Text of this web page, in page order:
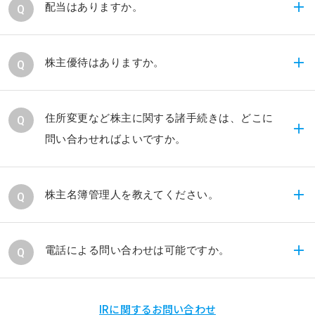
毎年6月に開催する予定です。
配当はありますか。
当社は株主に対する利益還元と同時に、財務体質の
保の充実を図り事業拡大と事業の効率化のための投
資に充当していくことが株主に対する最大の利益還
元に繋がると考えております。このことから、現時
点では配当実施の可能性及びその実施時期等につい
株主優待はありますか。
現時点では、株主優待制度を導入しておりません。
住所変更など株主に関する諸手続きは、どこに
問い合わせればよいですか。
お取引のある証券会社へお問い合わせください。
株主名簿管理人を教えてください。
三菱UFJ信託銀行株式会社です。
電話による問い合わせは可能ですか。
大変恐れ入りますが、口頭でのご説明による齟齬を
IRに関するお問い合わせ